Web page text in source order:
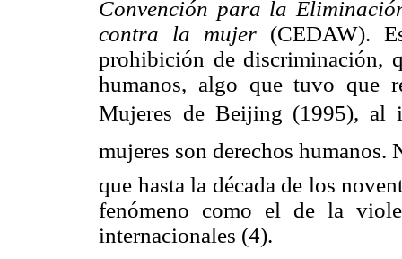
Convención para la
contra la mujer(CEDAW).
prohibición de discriminación,
humanos, algo que tuvo que
Mujeres de Beijing (1995), al
mujeres son derechos
que hasta la década de los
fenómeno como el de la
internacionales (4).